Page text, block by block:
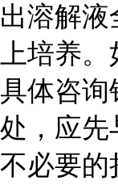
出溶解
上培养
具体咨询
处，应先
不必要的